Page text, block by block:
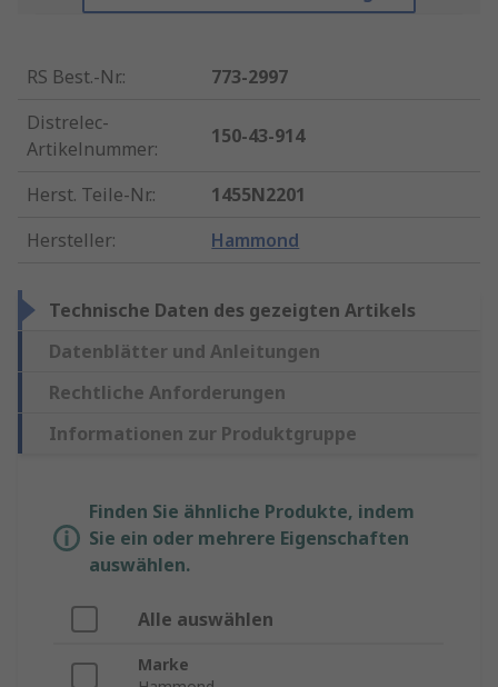
RS Best.-Nr.:
773-2997
Distrelec-
Artikelnummer:
150-43-914
Herst. Teile-Nr.:
1455N2201
Hersteller: Hammond
Technische Daten des gezeigten Artikels
Datenblätter und Anleitungen
Rechtliche Anforderungen
Informationen zur Produktgruppe
Finden Sie ähnliche Produkte, indem
Sie ein oder mehrere Eigenschaften
auswählen.
Alle auswählen
Marke